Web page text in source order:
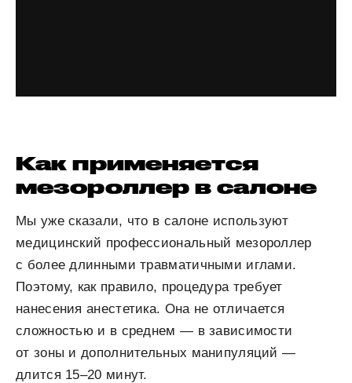
Как применяется
мезороллер в салоне
Мы уже сказали, что в салоне используют
медицинский профессиональный мезороллер
с более длинными травматичными иглами.
Поэтому, как правило, процедура требует
нанесения анестетика. Она не отличается
сложностью и в среднем — в зависимости
от зоны и дополнительных манипуляций —
длится 15–20 минут.